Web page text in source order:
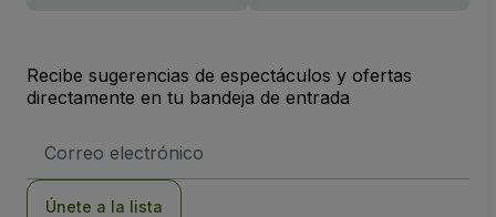
Recibe sugerencias de espectáculos y ofertas
directamente en tu bandeja de entrada
de
Únete a la lista